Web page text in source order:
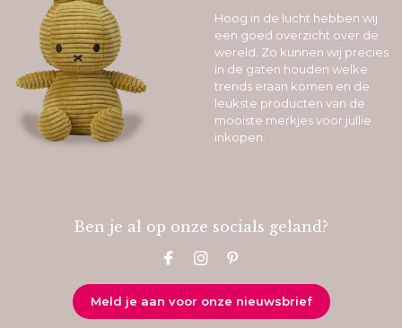
Hoog in de lucht hebben wij
een goed overzicht over de
wereld. Zo kunnen wij precies
in de gaten houden welke
trends eraan komen en de
leukste producten van de
mooiste merkjes voor jullie
inkopen.
Ben je al op onze socials geland?
Meld je aan voor onze nieuwsbrief